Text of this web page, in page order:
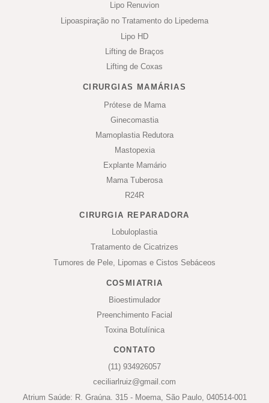
Lipo Renuvion
Lipoaspiração no Tratamento do Lipedema
Lipo HD
Lifting de Braços
Lifting de Coxas
CIRURGIAS MAMÁRIAS
Prótese de Mama
Ginecomastia
Mamoplastia Redutora
Mastopexia
Explante Mamário
Mama Tuberosa
R24R
CIRURGIA REPARADORA
Lobuloplastia
Tratamento de Cicatrizes
Tumores de Pele, Lipomas e Cistos Sebáceos
COSMIATRIA
Bioestimulador
Preenchimento Facial
Toxina Botulínica
CONTATO
(11) 934926057
ceciliarlruiz@gmail.com
Atrium Saúde: R. Graúna. 315 - Moema, São Paulo, 040514-001